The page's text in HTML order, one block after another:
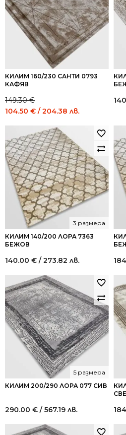
КИЛИМ 160/230 САНТИ 0793
КАФЯВ
149.30€
Original
149.30 €
/
292.01
лв..
104.50 € / 204.38 лв.
104.50 €
/
204.38
лв..
КИЛИМ 140/200 ЛОРА 7363
БЕЖОВ
3 размера
140.00 € / 273.82 лв.
КИЛИМ 200/290 ЛОРА 077 СИВ
5 размера
290.00 € / 567.19 лв.